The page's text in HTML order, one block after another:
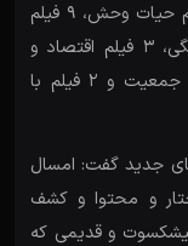
مقدس، ۱۸ فیلم پرتره، ۱۱ فیلم سیاسی، ۳ فیلم حیات وحش، ۹ فیلم
زیست محیطی، ۹ فیلم تاریخی، میراث فرهنگی، ۳ فیلم اقتصاد و
کارآفرینی، ۳ فیلم ورزشی، ۶ فیلم با موضوع جمعیت و ۲ فیلم با
جدید گفت: امسال
و محتوا و کشف
و قدیمی که